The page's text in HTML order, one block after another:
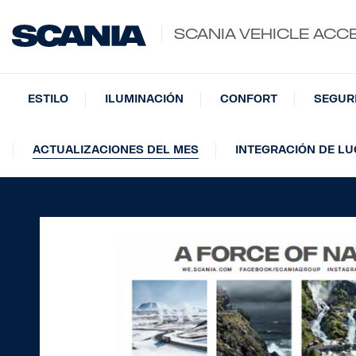
SCANIA VEHICLE
ESTILO ILUMINACIÓN CONFORT
ACTUALIZACIONES DEL MES INTEGRACIÓN DE